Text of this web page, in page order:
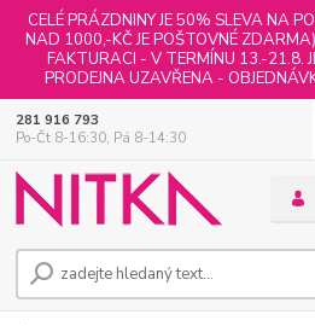
CELÉ PRÁZDNINY JE 50% SLEVA NA
NAD 1000,-KČ JE POŠTOVNÉ
FAKTURACI - V TERMÍNU 13.-21.8.
PRODEJNA UZAVŘENA -
281 916 793
Po-Čt 8-16:30, Pá 8-14:30